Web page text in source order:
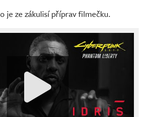
je ze zákulisí příprav filmečku.